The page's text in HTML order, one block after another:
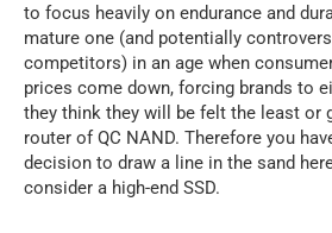
to focus heavily on endurance and
mature one (and potentially
competitors) in an age when
prices come down, forcing brands to
they think they will be felt the least or
router of QC NAND. Therefore you
decision to draw a line in the sand
consider a high-end SSD.